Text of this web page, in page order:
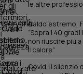
le altre
Caldo estremo,
“Sopra i 40
non riuscire più
il calore”
Covid. Il silenzio